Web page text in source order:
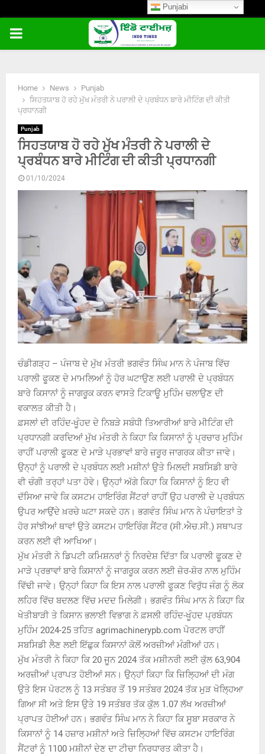
PRIMARY
Home News
Punjab
ਸਿਹਤਯਾਬ ਹੋ ਰਹੇ ਮੁੱਖ ਮੰਤਰੀ ਨੇ ਪਰਾਲੀ ਦੇ ਪ੍ਰਬੰਧਨ ਬਾਰੇ ਮੀਟਿੰਗ ਦੀ ਕੀਤੀ
ਪ੍ਰਧਾਨਗੀ
Punjab
ਸਿਹਤਯਾਬ ਹੋ ਰਹੇ ਮੁੱਖ ਮੰਤਰੀ ਨੇ ਪਰਾਲੀ ਦੇ
ਪ੍ਰਬੰਧਨ ਬਾਰੇ ਮੀਟਿੰਗ ਦੀ ਕੀਤੀ ਪ੍ਰਧਾਨਗੀ
01/10/2024
ਚੰਡੀਗੜ੍ਹ – ਪੰਜਾਬ ਦੇ ਮੁੱਖ ਮੰਤਰੀ ਭਗਵੰਤ ਸਿੰਘ ਮਾਨ ਨੇ ਪੰਜਾਬ ਵਿੱਚ
ਪਰਾਲੀ ਫੂਕਣ ਦੇ ਮਾਮਲਿਆਂ ਨੂੰ ਹੋਰ ਘਟਾਉਣ ਲਈ ਪਰਾਲੀ ਦੇ ਪ੍ਰਬੰਧਨ
ਬਾਰੇ ਕਿਸਾਨਾਂ ਨੂੰ ਜਾਗਰੂਕ ਕਰਨ ਵਾਸਤੇ ਟਿਕਾਊ ਮੁਹਿੰਮ ਚਲਾਉਣ ਦੀ
ਵਕਾਲਤ ਕੀਤੀ ਹੈ।
ਫ਼ਸਲਾਂ ਦੀ ਰਹਿੰਦ-ਖੂੰਹਦ ਦੇ ਨਿਬੜੇ ਸਬੰਧੀ ਤਿਆਰੀਆਂ ਬਾਰੇ ਮੀਟਿੰਗ ਦੀ
ਪ੍ਰਧਾਨਗੀ ਕਰਦਿਆਂ ਮੁੱਖ ਮੰਤਰੀ ਨੇ ਕਿਹਾ ਕਿ ਕਿਸਾਨਾਂ ਨੂੰ ਪ੍ਰਚਾਰ ਮੁਹਿੰਮ
ਰਾਹੀਂ ਪਰਾਲੀ ਫੂਕਣ ਦੇ ਮਾੜੇ ਪ੍ਰਭਾਵਾਂ ਬਾਰੇ ਜ਼ਰੂਰ ਜਾਗਰਕ ਕੀਤਾ ਜਾਵੇ।
ਉਨ੍ਹਾਂ ਨੂੰ ਪਰਾਲੀ ਦੇ ਪ੍ਰਬੰਧਨ ਲਈ ਮਸ਼ੀਨਾਂ ਉਤੇ ਮਿਲਦੀ ਸਬਸਿਡੀ ਬਾਰੇ
ਵੀ ਚੰਗੀ ਤਰ੍ਹਾਂ ਪਤਾ ਹੋਵੇ। ਉਨ੍ਹਾਂ ਅੱਗੇ ਕਿਹਾ ਕਿ ਕਿਸਾਨਾਂ ਨੂੰ ਇਹ ਵੀ
ਦੱਸਿਆ ਜਾਵੇ ਕਿ ਕਸਟਮ ਹਾਇਰਿੰਗ ਸੈਂਟਰਾਂ ਰਾਹੀਂ ਉਹ ਪਰਾਲੀ ਦੇ ਪ੍ਰਬੰਧਨ
ਉਪਰ ਆਉਂਦੇ ਖ਼ਰਚੇ ਘਟਾ ਸਕਦੇ ਹਨ। ਭਗਵੰਤ ਸਿੰਘ ਮਾਨ ਨੇ ਪੰਚਾਇਤਾਂ ਤੇ
ਹੋਰ ਸਾਂਝੀਆਂ ਥਾਵਾਂ ਉਤੇ ਕਸਟਮ ਹਾਇਰਿੰਗ ਸੈਂਟਰ (ਸੀ.ਐਚ.ਸੀ.) ਸਥਾਪਤ
ਕਰਨ ਲਈ ਵੀ ਆਖਿਆ।
ਮੁੱਖ ਮੰਤਰੀ ਨੇ ਡਿਪਟੀ ਕਮਿਸ਼ਨਰਾਂ ਨੂੰ ਨਿਰਦੇਸ਼ ਦਿੱਤਾ ਕਿ ਪਰਾਲੀ ਫੂਕਣ ਦੇ
ਮਾੜੇ ਪ੍ਰਭਾਵਾਂ ਬਾਰੇ ਕਿਸਾਨਾਂ ਨੂੰ ਜਾਗਰੂਕ ਕਰਨ ਲਈ ਜ਼ੋਰ-ਸ਼ੋਰ ਨਾਲ ਮੁਹਿੰਮ
ਵਿੱਢੀ ਜਾਵੇ। ਉਨ੍ਹਾਂ ਕਿਹਾ ਕਿ ਇਸ ਨਾਲ ਪਰਾਲੀ ਫੂਕਣ ਵਿਰੁੱਧ ਜੰਗ ਨੂੰ ਲੋਕ
ਲਹਿਰ ਵਿੱਚ ਬਦਲਣ ਵਿੱਚ ਮਦਦ ਮਿਲੇਗੀ। ਭਗਵੰਤ ਸਿੰਘ ਮਾਨ ਨੇ ਕਿਹਾ ਕਿ
ਖੇਤੀਬਾੜੀ ਤੇ ਕਿਸਾਨ ਭਲਾਈ ਵਿਭਾਗ ਨੇ ਫ਼ਸਲੀ ਰਹਿੰਦ-ਖੂੰਹਦ ਪ੍ਰਬੰਧਨ
ਮੁਹਿੰਮ 2024-25 ਤਹਿਤ agrimachinerypb.com ਪੋਰਟਲ ਰਾਹੀਂ
ਸਬਸਿਡੀ ਲੈਣ ਲਈ ਇੱਛੁਕ ਕਿਸਾਨਾਂ ਕੋਲੋਂ ਅਰਜ਼ੀਆਂ ਮੰਗੀਆਂ ਹਨ।
ਮੁੱਖ ਮੰਤਰੀ ਨੇ ਕਿਹਾ ਕਿ 20 ਜੂਨ 2024 ਤੱਕ ਮਸ਼ੀਨਰੀ ਲਈ ਕੁੱਲ 63,904
ਅਰਜ਼ੀਆਂ ਪ੍ਰਾਪਤ ਹੋਈਆਂ ਸਨ। ਉਨ੍ਹਾਂ ਕਿਹਾ ਕਿ ਜ਼ਿਲ੍ਹਿਆਂ ਦੀ ਮੰਗ
ਉਤੇ ਇਸ ਪੋਰਟਲ ਨੂੰ 13 ਸਤੰਬਰ ਤੋਂ 19 ਸਤੰਬਰ 2024 ਤੱਕ ਮੁੜ ਖੋਲ੍ਹਿਆ
ਗਿਆ ਸੀ ਅਤੇ ਇਸ ਉਤੇ 19 ਸਤੰਬਰ ਤੱਕ ਕੁੱਲ 1.07 ਲੱਖ ਅਰਜ਼ੀਆਂ
ਪ੍ਰਾਪਤ ਹੋਈਆਂ ਹਨ। ਭਗਵੰਤ ਸਿੰਘ ਮਾਨ ਨੇ ਕਿਹਾ ਕਿ ਸੂਬਾ ਸਰਕਾਰ ਨੇ
ਕਿਸਾਨਾਂ ਨੂੰ 14 ਹਜ਼ਾਰ ਮਸ਼ੀਨਾਂ ਅਤੇ ਜ਼ਿਲ੍ਹਿਆਂ ਵਿੱਚ ਕਸਟਮ ਹਾਇਰਿੰਗ
ਸੈਂਟਰਾਂ ਨੂੰ 1100 ਮਸ਼ੀਨਾਂ ਦੇਣ ਦਾ ਟੀਚਾ ਨਿਰਧਾਰਤ ਕੀਤਾ ਹੈ।
Punjabi